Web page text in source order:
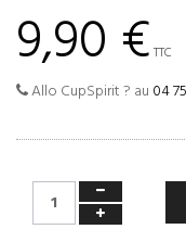
9,90 € TTC
Allo CupSpirit ? au 04